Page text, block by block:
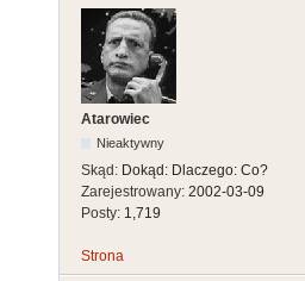
Atarowiec
Nieaktywny
Skąd: Dokąd: Dlaczego: Co?
Zarejestrowany: 2002-03-09
Posty: 1,719
Strona